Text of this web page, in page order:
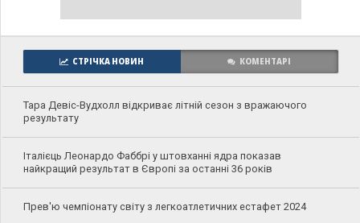
СТРІЧКА НОВИН КОМЕНТАРІ
Тара Девіс-Вудхолл відкриває літній сезон з вражаючого
результату
Італієць Леонардо Фаббрі у штовханні ядра показав
найкращий результат в Європі за останні 36 років
Прев'ю чемпіонату світу з легкоатлетичних естафет 2024